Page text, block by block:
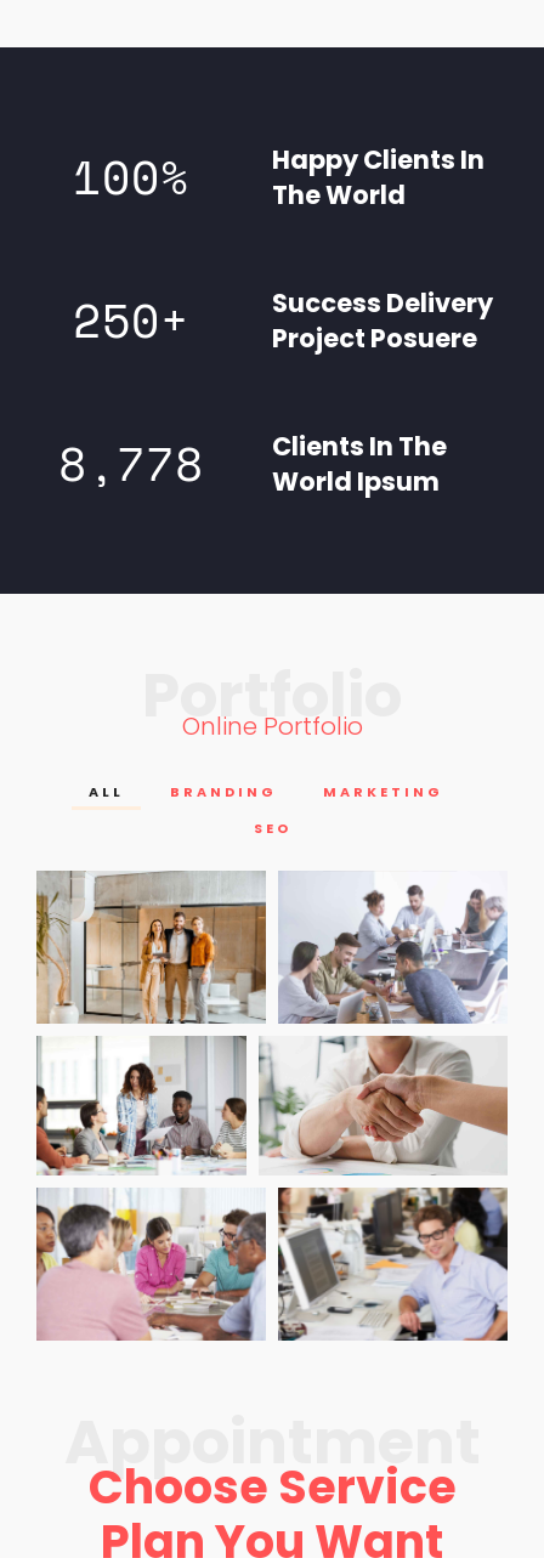
100%
Happy Clients In
The World
250+
Success Delivery
Project Posuere
8,778
Clients In The
World Ipsum
Portfolio
Online Portfolio
ALL BRANDING
MARKETING
SEO
Appointment
Choose Service
Plan You Want